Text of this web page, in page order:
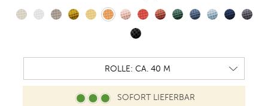
SOFORT LIEFERBAR